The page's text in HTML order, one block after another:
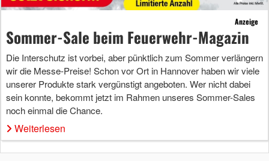
Anzeige
Sommer-Sale beim Feuerwehr-Magazin
Die Interschutz ist vorbei, aber pünktlich zum Sommer verlängern
wir die Messe-Preise! Schon vor Ort in Hannover haben wir viele
unserer Produkte stark vergünstigt angeboten. Wer nicht dabei
sein konnte, bekommt jetzt im Rahmen unseres Sommer-Sales
noch einmal die Chance.
Weiterlesen